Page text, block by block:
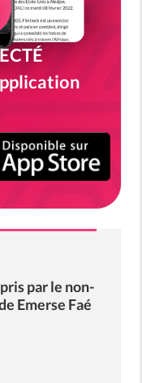
par le non-
Emerse Faé